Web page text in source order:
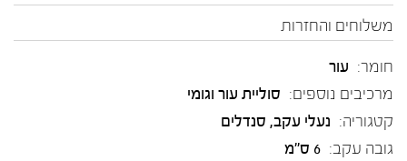
משלוחים והחזרות
חומר: עור
מרכיבים נוספים: סוליית עור וגומי
קטגוריה: נעלי עקב, סנדלים
גובה עקב: 6 ס"מ